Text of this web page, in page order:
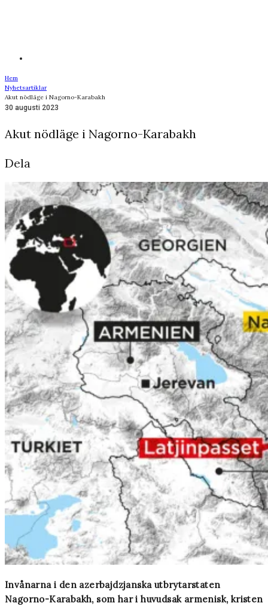
Hem
Nyhetsartiklar
Akut nödläge i Nagorno-Karabakh
30 augusti 2023
Akut nödläge i Nagorno-Karabakh
Dela
Invånarna i den azerbajdzjanska utbrytarstaten
Nagorno-Karabakh, som har i huvudsak armenisk, kristen